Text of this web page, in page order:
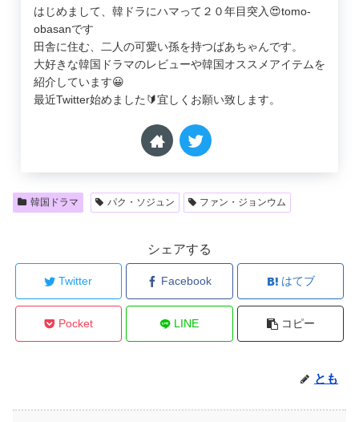
はじめまして、韓ドラにハマって２０年目突入😍tomo-
obasanです
田舎に住む、二人の可愛い孫を持つばあちゃんです。
大好きな韓国ドラマのレビューや韓国オススメアイテムを
紹介しています😀
最近Twitter始めました🔰宜しくお願い致します。
韓国ドラマ パク・ソジュン ファン・ジョンウム
シェアする
Twitter Facebook はてブ
Pocket LINE コピー
とも